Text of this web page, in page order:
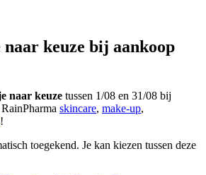
keuze bij aankoop
naar keuze tussen 1/08 en 31/08 bij
skincare, make-up,
!
toegekend. Je kan kiezen tussen deze